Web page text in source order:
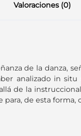
Valoraciones (0)
de la danza,
analizado in
de la
de esta